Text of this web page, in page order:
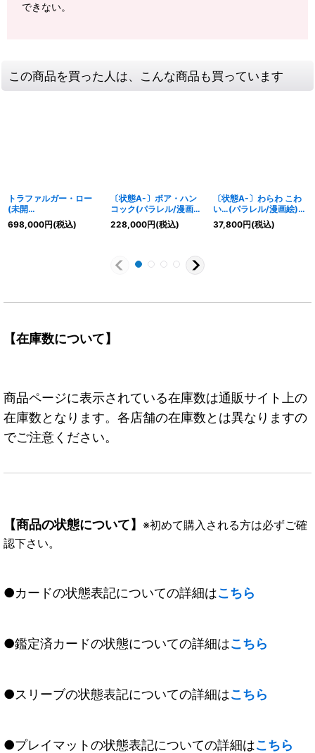
できない。
この商品を買った人は、こんな商品も買っています
トラファルガー・ロー
(未開
封/CS2023/illust:Bash
ikou)【SR】{ST10-
698,000円(税込)
〔状態A-〕ボア・ハン
コック(パラレル/漫画背
景/漫画絵)【SR/SP】
{OP07-051}
228,000円(税込)
〔状態A-〕わらわ こわ
い…(パラレル/漫画絵)
【R/P】{OP14-118}
37,800円(税込)
【在庫数について】
商品ページに表示されている在庫数は通販サイト上の
在庫数となります。各店舗の在庫数とは異なりますの
でご注意ください。
【商品の状態について】 ※初めて購入される方は必ずご確
認下さい。
●カードの状態表記についての詳細はこちら
●鑑定済カードの状態についての詳細はこちら
●スリーブの状態表記についての詳細はこちら
●プレイマットの状態表記についての詳細はこちら